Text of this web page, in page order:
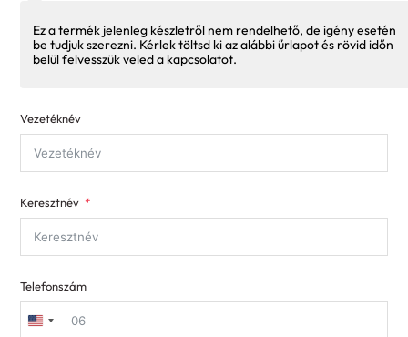
Ez a termék jelenleg készletről nem rendelhető, de igény esetén
be tudjuk szerezni. Kérlek töltsd ki az alábbi űrlapot és rövid időn
belül felvesszük veled a kapcsolatot.
Vezetéknév
Keresztnév
Telefonszám
United